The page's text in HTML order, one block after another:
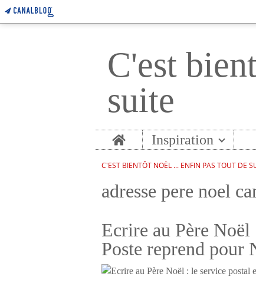
C'est
suite
Home Inspiration
C'EST BIENTÔT NOËL ... ENFIN PAS TOUT DE
adresse pere noel
Ecrire au Père
Poste reprend